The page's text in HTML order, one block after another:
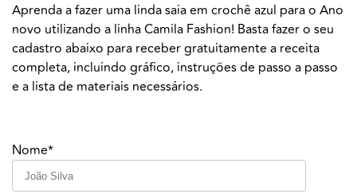
Aprenda a fazer uma linda saia em crochê azul para o Ano
novo utilizando a linha Camila Fashion! Basta fazer o seu
cadastro abaixo para receber gratuitamente a receita
completa, incluindo gráfico, instruções de passo a passo
e a lista de materiais necessários.
Nome*